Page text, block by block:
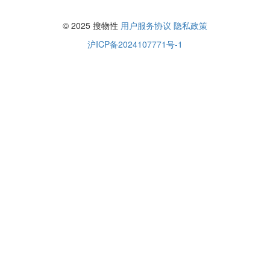
© 2025 搜物性 用户服务协议 隐私政策
沪ICP备2024107771号-1